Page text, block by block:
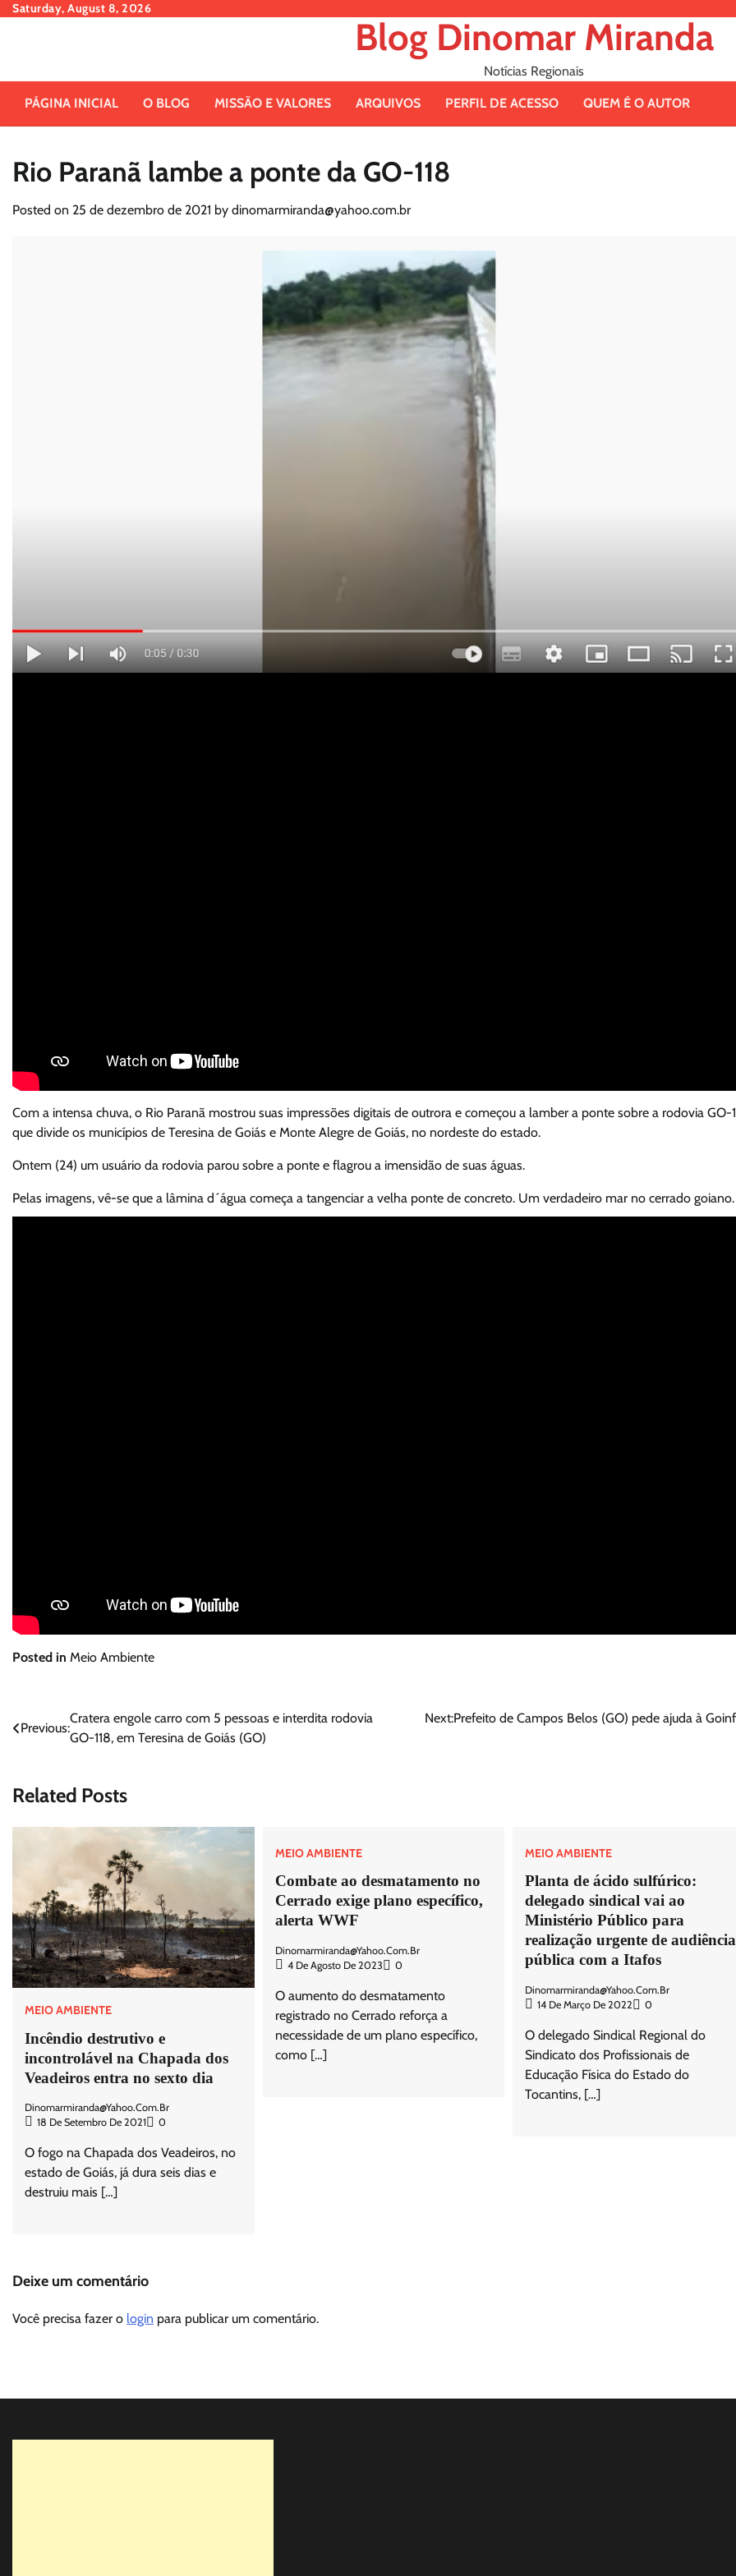
SkipSaturday, August 8, 2026
Blog Dinomar Miranda
Notícias Regionais
PÁGINA INICIAL O BLOG MISSÃO E VALORES ARQUIVOS PERFIL DE ACESSO QUEM É O AUTOR
Rio Paranã lambe a ponte da GO-118
Posted on 25 de dezembro de 2021 by dinomarmiranda@yahoo.com.br
Com a intensa chuva, o Rio Paranã mostrou suas impressões digitais de outrora e começou a lamber a ponte sobre a rodovia GO-
que divide os municípios de Teresina de Goiás e Monte Alegre de Goiás, no nordeste do estado.
Ontem (24) um usuário da rodovia parou sobre a ponte e flagrou a imensidão de suas águas.
Pelas imagens, vê-se que a lâmina d´água começa a tangenciar a velha ponte de concreto. Um verdadeiro mar no cerrado goiano.
Posted in Meio Ambiente
Navegação
Previous:
Cratera engole carro com 5 pessoas e interdita rodovia
GO-118, em Teresina de Goiás (GO)
Next:Prefeito de Campos Belos (GO) pede ajuda à
Related Posts
MEIO AMBIENTE
Incêndio destrutivo e
incontrolável na Chapada dos
Veadeiros entra no sexto dia
Dinomarmiranda@yahoo.com.br
18 De Setembro De 2021
0
O fogo na Chapada dos Veadeiros, no
estado de Goiás, já dura seis dias e
destruiu mais […]
MEIO AMBIENTE
Combate ao desmatamento no
Cerrado exige plano específico,
alerta WWF
Dinomarmiranda@yahoo.com.br
4 De Agosto De 2023
0
O aumento do desmatamento
registrado no Cerrado reforça a
necessidade de um plano específico,
como […]
MEIO AMBIENTE
Planta de ácido sulfúrico:
delegado sindical vai ao
Ministério Público para
realização urgente de audiência
pública com a Itafos
Dinomarmiranda@yahoo.com.br
14 De Março De 2022
0
O delegado Sindical Regional do
Sindicato dos Profissionais de
Educação Física do Estado do
Tocantins, […]
Deixe um comentário
Você precisa fazer o login para publicar um comentário.